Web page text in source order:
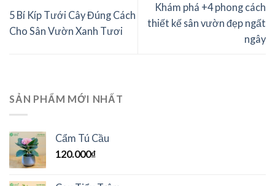
5 Bí Kíp Tưới Cây Đúng Cách
Cho Sân Vườn Xanh Tươi
Khám phá +4 phong cách
thiết kế sân vườn đẹp ngất
ngây
SẢN PHẨM MỚI NHẤT
Cẩm Tú Cầu
120.000₫